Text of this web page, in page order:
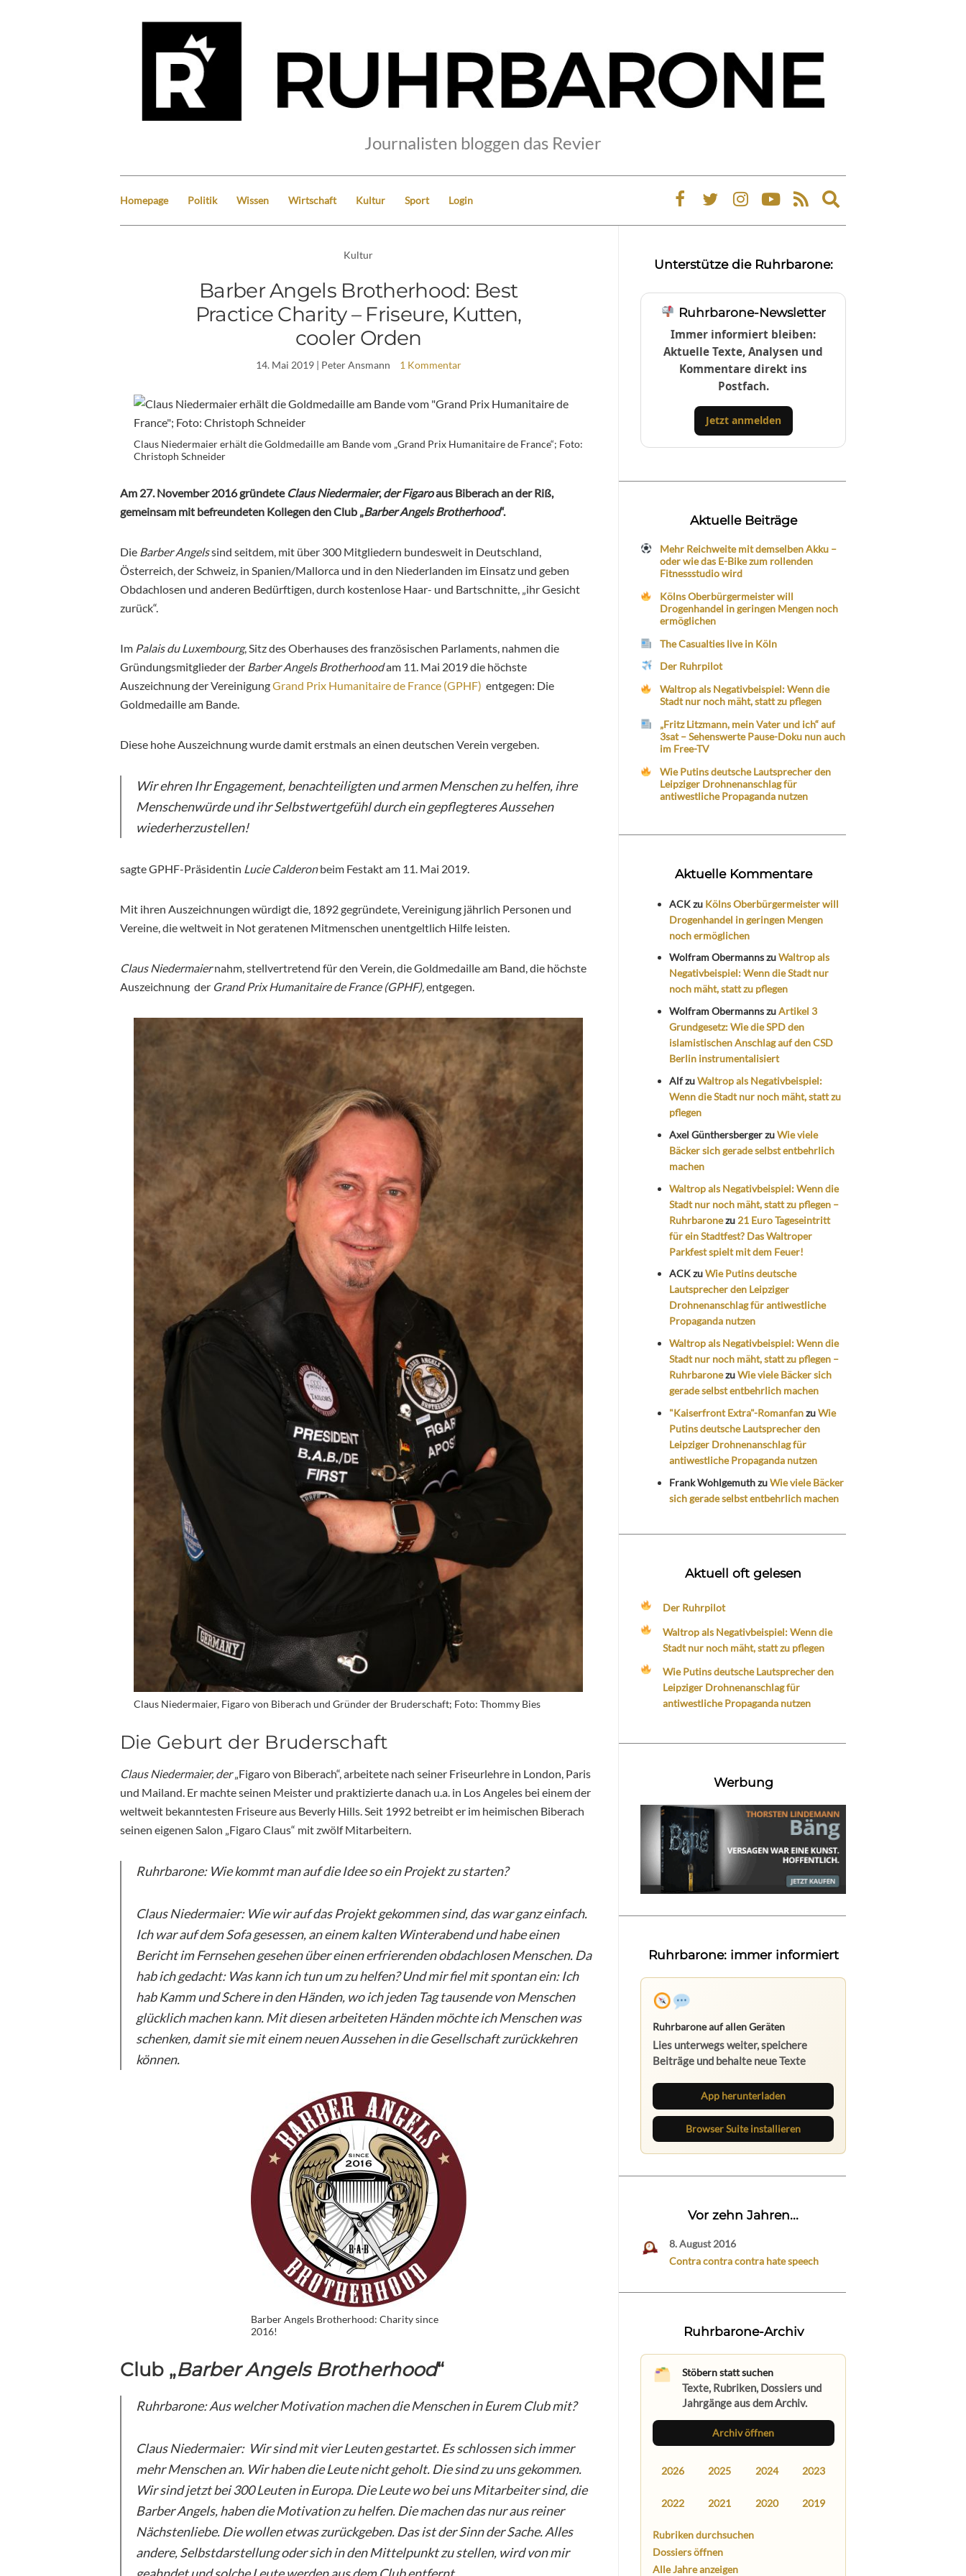
Journalisten bloggen das Revier
Homepage Politik Wissen Wirtschaft Kultur Sport Login
Expand
search
Kultur
Barber Angels Brotherhood: Best
Practice Charity – Friseure, Kutten,
cooler Orden
14. Mai 2019| Peter Ansmann 1 Kommentar
Claus Niedermaier erhält die Goldmedaille am Bande vom „Grand Prix Humanitaire de France“; Foto:
Christoph Schneider
Am 27. November 2016 gründete Claus Niedermaier, der Figaroaus Biberach an der Riß,
gemeinsam mit befreundeten Kollegen den Club „Barber Angels Brotherhood“.
Die Barber Angelssind seitdem, mit über 300 Mitgliedern bundesweit in Deutschland,
Österreich, der Schweiz, in Spanien/Mallorca und in den Niederlanden im Einsatz und geben
Obdachlosen und anderen Bedürftigen, durch kostenlose Haar- und Bartschnitte, „ihr Gesicht
zurück“.
Im Palais du Luxembourg, Sitz des Oberhauses des französischen Parlaments, nahmen die
Gründungsmitglieder der Barber Angels Brotherhoodam 11. Mai 2019 die höchste
Auszeichnung der VereinigungGrand Prix Humanitaire de France (GPHF) entgegen: Die
Goldmedaille am Bande.
Diese hohe Auszeichnung wurde damit erstmals an einen deutschen Verein vergeben.
Wir ehren Ihr Engagement, benachteiligten und armen Menschen zu helfen, ihre
Menschenwürde und ihr Selbstwertgefühl durch ein gepflegteres Aussehen
wiederherzustellen!
sagte GPHF-Präsidentin Lucie Calderonbeim Festakt am 11. Mai 2019.
Mit ihren Auszeichnungen würdigt die, 1892 gegründete, Vereinigung jährlich Personen und
Vereine, die weltweit in Not geratenen Mitmenschen unentgeltlich Hilfe leisten.
Claus Niedermaiernahm, stellvertretend für den Verein, die Goldmedaille am Band, die höchste
Auszeichnung der Grand Prix Humanitaire de France (GPHF), entgegen.
Claus Niedermaier, Figaro von Biberach und Gründer der Bruderschaft; Foto: Thommy Bies
Die Geburt der Bruderschaft
Claus Niedermaier, der „Figaro von Biberach“, arbeitete nach seiner Friseurlehre in London, Paris
und Mailand. Er machte seinen Meister und praktizierte danach u.a. in Los Angeles bei einem der
weltweit bekanntesten Friseure aus Beverly Hills. Seit 1992 betreibt er im heimischen Biberach
seinen eigenen Salon „Figaro Claus“ mit zwölf Mitarbeitern.
Ruhrbarone: Wie kommt man auf die Idee so ein Projekt zu starten?
Claus Niedermaier: Wie wir auf das Projekt gekommen sind, das war ganz einfach.
Ich war auf dem Sofa gesessen, an einem kalten Winterabend und habe einen
Bericht im Fernsehen gesehen über einen erfrierenden obdachlosen Menschen. Da
hab ich gedacht: Was kann ich tun um zu helfen? Und mir fiel mit spontan ein: Ich
hab Kamm und Schere in den Händen, wo ich jeden Tag tausende von Menschen
glücklich machen kann. Mit diesen arbeiteten Händen möchte ich Menschen was
schenken, damit sie mit einem neuen Aussehen in die Gesellschaft zurückkehren
können.
Barber Angels Brotherhood: Charity since
2016!
Club „Barber Angels Brotherhood“
Ruhrbarone: Aus welcher Motivation machen die Menschen in Eurem Club mit?
Claus Niedermaier: Wir sind mit vier Leuten gestartet. Es schlossen sich immer
mehr Menschen an. Wir haben die Leute nicht geholt. Die sind zu uns gekommen.
Wir sind jetzt bei 300 Leuten in Europa. Die Leute wo bei uns Mitarbeiter sind, die
Barber Angels, haben die Motivation zu helfen. Die machen das nur aus reiner
Nächstenliebe. Die wollen etwas zurückgeben. Das ist der Sinn der Sache. Alles
andere, Selbstdarstellung oder sich in den Mittelpunkt zu stellen, wird von mir
Unterstütze die Ruhrbarone:
Ruhrbarone-Newsletter
Immer informiert bleiben:
Aktuelle Texte, Analysen und
Kommentare direkt ins
Postfach.
Jetzt anmelden
Aktuelle Beiträge
Mehr Reichweite mit demselben Akku –
oder wie das E-Bike zum rollenden
Fitnessstudio wird
Kölns Oberbürgermeister will
Drogenhandel in geringen Mengen noch
ermöglichen
The Casualties live in Köln
Der Ruhrpilot
Waltrop als Negativbeispiel: Wenn die
Stadt nur noch mäht, statt zu pflegen
„Fritz Litzmann, mein Vater und ich“ auf
3sat – Sehenswerte Pause-Doku nun auch
im Free-TV
Wie Putins deutsche Lautsprecher den
Leipziger Drohnenanschlag für
antiwestliche Propaganda nutzen
Aktuelle Kommentare
ACKzu Kölns Oberbürgermeister will
Drogenhandel in geringen Mengen
noch ermöglichen
Wolfram ObermannszuWaltrop als
Negativbeispiel: Wenn die Stadt nur
noch mäht, statt zu pflegen
Wolfram ObermannszuArtikel 3
Grundgesetz: Wie die SPD den
islamistischen Anschlag auf den CSD
Berlin instrumentalisiert
AlfzuWaltrop als Negativbeispiel:
Wenn die Stadt nur noch mäht, statt zu
pflegen
Axel GünthersbergerzuWie viele
Bäcker sich gerade selbst entbehrlich
machen
Waltrop als Negativbeispiel: Wenn die
Stadt nur noch mäht, statt zu pflegen –
Ruhrbaronezu 21 Euro Tageseintritt
für ein Stadtfest? Das Waltroper
Parkfest spielt mit dem Feuer!
ACKzuWie Putins deutsche
Lautsprecher den Leipziger
Drohnenanschlag für antiwestliche
Propaganda nutzen
Waltrop als Negativbeispiel: Wenn die
Stadt nur noch mäht, statt zu pflegen –
RuhrbaronezuWie viele Bäcker sich
gerade selbst entbehrlich machen
"Kaiserfront Extra"-RomanfanzuWie
Putins deutsche Lautsprecher den
Leipziger Drohnenanschlag für
antiwestliche Propaganda nutzen
Frank WohlgemuthzuWie viele Bäcker
sich gerade selbst entbehrlich machen
Aktuell oft gelesen
Der Ruhrpilot
Waltrop als Negativbeispiel: Wenn die
Stadt nur noch mäht, statt zu pflegen
Wie Putins deutsche Lautsprecher den
Leipziger Drohnenanschlag für
antiwestliche Propaganda nutzen
Werbung
Ruhrbarone: immer informiert
Ruhrbarone auf allen Geräten
Lies unterwegs weiter, speichere
Beiträge und behalte neue Texte
App herunterladen
Browser Suite installieren
Vor zehn Jahren...
8. August 2016
Contra contra contra hate speech
Ruhrbarone-Archiv
Stöbern statt suchen
Texte, Rubriken, Dossiers und
Jahrgänge aus dem Archiv.
Archiv öffnen
2026 2025 2024 2023
2022 2021 2020 2019
Rubriken durchsuchen
Dossiers öffnen
Alle Jahre anzeigen